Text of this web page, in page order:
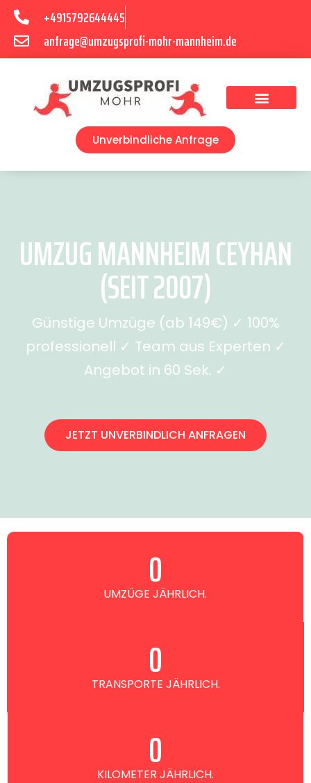
+4915792644445
anfrage@umzugsprofi-mohr-mannheim.de
Unverbindliche Anfrage
UMZUG MANNHEIM CEYHAN
(SEIT 2007)
Günstige Umzüge (ab 149€) ✓ 100%
professionell ✓ Team aus Experten ✓
Angebot in 60 Sek. ✓
JETZT UNVERBINDLICH ANFRAGEN
UMZÜGE JÄHRLICH.
0
TRANSPORTE JÄHRLICH.
0
KILOMETER JÄHRLICH.
0